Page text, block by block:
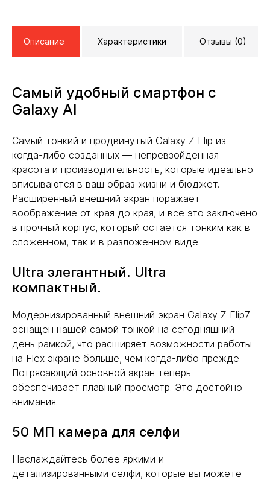
Описание Характеристики Отзывы (0)
Самый удобный смартфон с
Galaxy AI
Самый тонкий и продвинутый Galaxy Z Flip из
когда-либо созданных — непревзойденная
красота и производительность, которые идеально
вписываются в ваш образ жизни и бюджет.
Расширенный внешний экран поражает
воображение от края до края, и все это заключено
в прочный корпус, который остается тонким как в
сложенном, так и в разложенном виде.
Ultra элегантный. Ultra
компактный.
Модернизированный внешний экран Galaxy Z Flip7
оснащен нашей самой тонкой на сегодняшний
день рамкой, что расширяет возможности работы
на Flex экране больше, чем когда-либо прежде.
Потрясающий основной экран теперь
обеспечивает плавный просмотр. Это достойно
внимания.
50 МП камера для селфи
Наслаждайтесь более яркими и
детализированными селфи, которые вы можете